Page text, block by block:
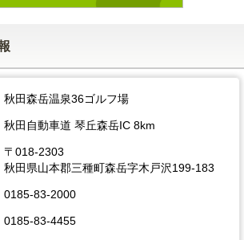
秋田森岳温泉36ゴルフ場
秋田自動車道 琴丘森岳IC 8km
〒018-2303
秋田県山本郡三種町森岳字木戸沢199-183
0185-83-2000
0185-83-4455